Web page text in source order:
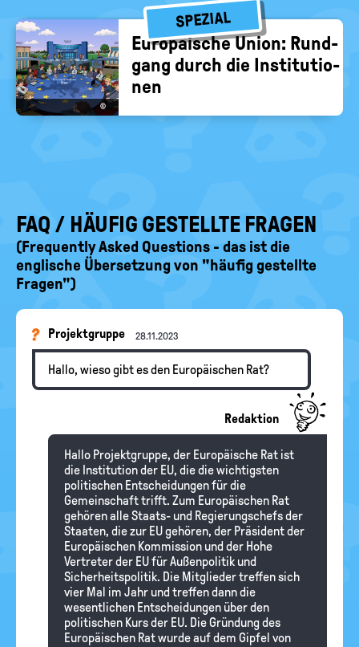
FAQ / HÄUFIG GESTELLTE FRAGEN
(Frequently Asked Questions - das ist die
englische Übersetzung von "häufig gestellte
Fragen")
Projektgruppe 28.11.2023
Hallo, wieso gibt es den Europäischen Rat?
Redaktion
Hallo Projektgruppe, der Europäische Rat ist
die Institution der EU, die die wichtigsten
politischen Entscheidungen für die
Gemeinschaft trifft. Zum Europäischen Rat
gehören alle Staats- und Regierungschefs der
Staaten, die zur EU gehören, der Präsident der
Europäischen Kommission und der Hohe
Vertreter der EU für Außenpolitik und
Sicherheitspolitik. Die Mitglieder treffen sich
vier Mal im Jahr und treffen dann die
wesentlichen Entscheidungen über den
politischen Kurs der EU. Die Gründung des
Europäischen Rat wurde auf dem Gipfel von
SPEZIAL
©
Eu­ro­päi­sche Union: Rund­
gang durch die In­sti­tu­tio­
nen